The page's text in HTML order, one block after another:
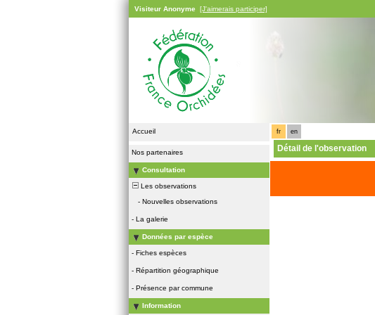
Visiteur Anonyme [J'aimerais participer]
Accueil
Nos partenaires
Consultation
Les observations
- Nouvelles observations
- La galerie
Données par espèce
- Fiches espèces
- Répartition géographique
- Présence par commune
Information
fr en
Détail de l'observation